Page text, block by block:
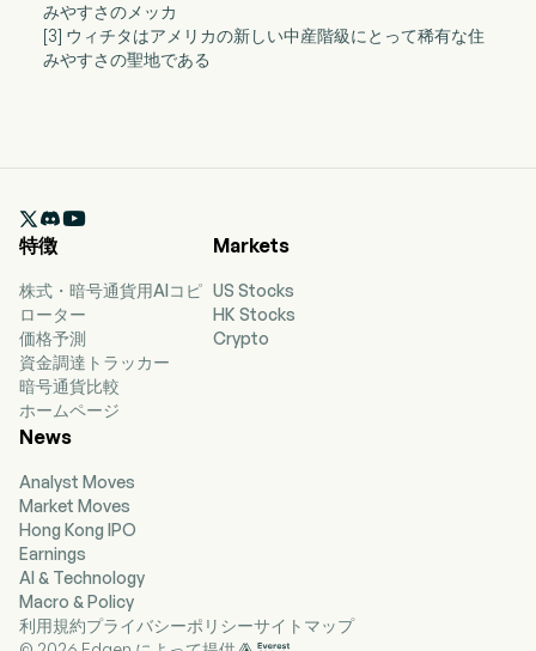
みやすさのメッカ
[3] ウィチタはアメリカの新しい中産階級にとって稀有な住
みやすさの聖地である

特徴
株式・暗号通貨用AIコピ
ローター
価格予測
資金調達トラッカー
暗号通貨比較
ホームページ
Markets
US Stocks
HK Stocks
Crypto
News
Analyst Moves
Market Moves
Hong Kong IPO
Earnings
AI & Technology
Macro & Policy
利用規約プライバシーポリシーサイトマップ